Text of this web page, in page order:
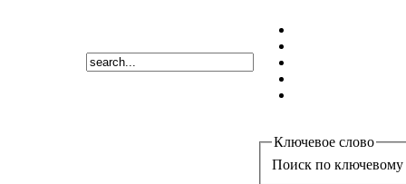
Ключевое слово
Поиск по ключевому